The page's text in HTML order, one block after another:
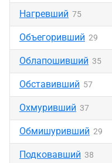
Нагревший 75
Объегоривший 29
Облапошивший 35
Обставивший 57
Охмуривший 37
Обмишуривший 29
Подковавший 38